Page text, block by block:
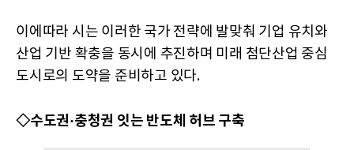
이에따라 시는 이러한 국가 전략에 발맞춰 기업 유치와
산업 기반 확충을 동시에 추진하며 미래 첨단산업 중심
도시로의 도약을 준비하고 있다.
◇수도권·충청권 잇는 반도체 허브 구축